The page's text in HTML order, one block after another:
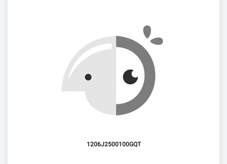
1206J2500100GQT